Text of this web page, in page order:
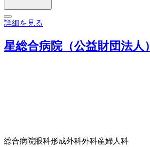
詳細を見る
星総合病院（公益財団法人）
総合病院眼科形成外科外科産婦人科